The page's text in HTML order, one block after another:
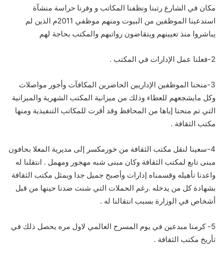
مكان في الشارع رتبنا ونظفنا المكاتب و وفرنا حراسة منشآة
استدعينا الموظفين من البيوت ومنهم موظفي 2011م الذين لم
يباشروا منذ تعيينهم ويتقاضون رواتبهم والمكتب بحاجة لهم
2-فعلنا عمل الإدارات في المكتب .
3-منحنا الموظفين الإداريين الحاضرين المكافآت وأجور مواصلات
وكل مايشجعهم للعطاء وذلك من ميزانية المكتب الشهرية والميزانية
التي تم منحنا إياها من المحافظ وقد أقرت للمكاتب التنفيذية ومنها
مكتب الثقافة .
4-سعينا لنقل مكتب الثقافة من خورمكسر إلى مديرية المعلا بحافون
مبنى تابع لمكتب الثقافة وكان مبنى شبه مهجور ومهمل . انتقلنا له
واعدنا تأهيله وقسمناه إدارات وأصبح جميل جدا ويمثل مكتب الثقافة
بشهادة كل من يدخله .رغم الحملات التي شنت ضدنا حينها من قبل
أشخاص في الوزارة بسبب انتقالنا له .
5- كرمنا مبدعين في يوم المسرح العالمي لاول مره يحصل ذلك في
تأريخ مكتب الثقافة .